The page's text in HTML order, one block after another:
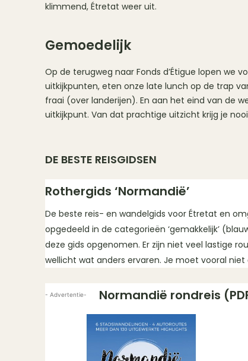
klimmend, Étretat weer uit.
Gemoedelijk
Op de terugweg naar Fonds d’Étigue lopen we
uitkijkpunten, eten onze late lunch op de trap
fraai (over landerijen). En aan het eind van de
uitkijkpunt. Van dat prachtige uitzicht krijg je
DE BESTE REISGIDSEN
Rothergids ‘Normandië’
De beste reis- en wandelgids voor Étretat en
opgedeeld in de categorieën ‘gemakkelijk’
deze gids opgenomen. Er zijn niet veel lastige
wellicht wat anders ervaren. Je moet vooral
- Advertentie- Normandië rondreis